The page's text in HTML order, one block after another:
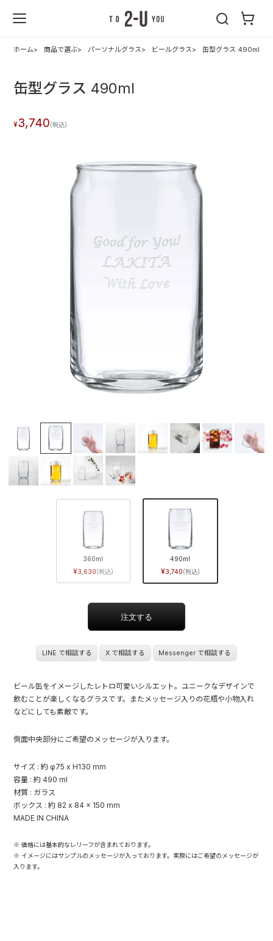
ホーム 商品で選ぶ パーソナルグラス ビールグラス 缶型グラス 490ml
缶型グラス 490ml
3,740
360ml
3,630
490ml
3,740
LINE で相談する X で相談する Messenger で相談する
ビール缶をイメージしたレトロ可愛いシルエット。ユニークなデザインで
飲むことが楽しくなるグラスです。またメッセージ入りの花瓶や小物入れ
などにしても素敵です。
側面中央部分にご希望のメッセージが入ります。
サイズ : 約 φ75 x H130 mm
容量 : 約 490 ml
材質 : ガラス
ボックス : 約 82 x 84 x 150 mm
MADE IN CHINA
※ 価格には基本的なレリーフが含まれております。
※ イメージにはサンプルのメッセージが入っております。実際にはご希望のメッセージが
入ります。